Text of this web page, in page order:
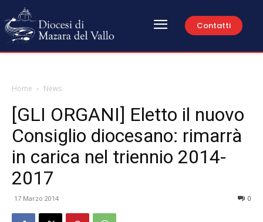
Contatti
Home News
[GLI ORGANI] Eletto il nuovo
Consiglio diocesano: rimarrà
in carica nel triennio 2014-
2017
17 Marzo 2014 0